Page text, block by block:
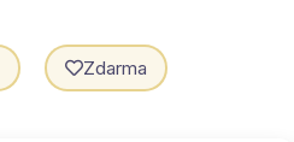
Zdarma